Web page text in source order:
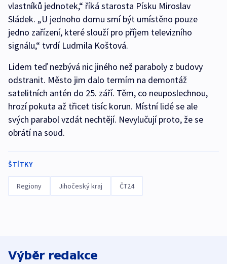
vlastníků jednotek,“ říká starosta Písku Miroslav
Sládek. „U jednoho domu smí být umístěno pouze
jedno zařízení, které slouží pro příjem televizního
signálu,“ tvrdí Ludmila Koštová.
Lidem teď nezbývá nic jiného než paraboly z budovy
odstranit. Město jim dalo termím na demontáž
satelitních antén do 25. září. Těm, co neuposlechnou,
hrozí pokuta až třicet tisíc korun. Místní lidé se ale
svých parabol vzdát nechtějí. Nevylučují proto, že se
obrátí na soud.
ŠTÍTKY
Regiony Jihočeský kraj ČT24
Výběr redakce